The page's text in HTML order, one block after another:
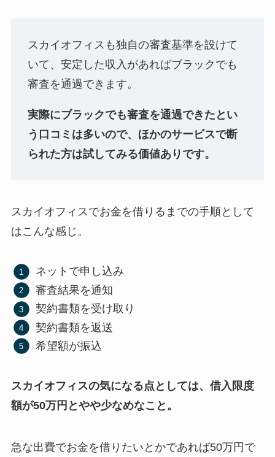
スカイオフィスも独自の審査基準を設けて
いて、安定した収入があればブラックでも
審査を通過できます。
実際にブラックでも審査を通過できたとい
う口コミは多いので、ほかのサービスで断
られた方は試してみる価値ありです。
スカイオフィスでお金を借りるまでの手順として
はこんな感じ。
ネットで申し込み
審査結果を通知
契約書類を受け取り
契約書類を返送
希望額が振込
スカイオフィスの気になる点としては、借入限度
額が50万円とやや少なめなこと。
急な出費でお金を借りたいとかであれば50万円で